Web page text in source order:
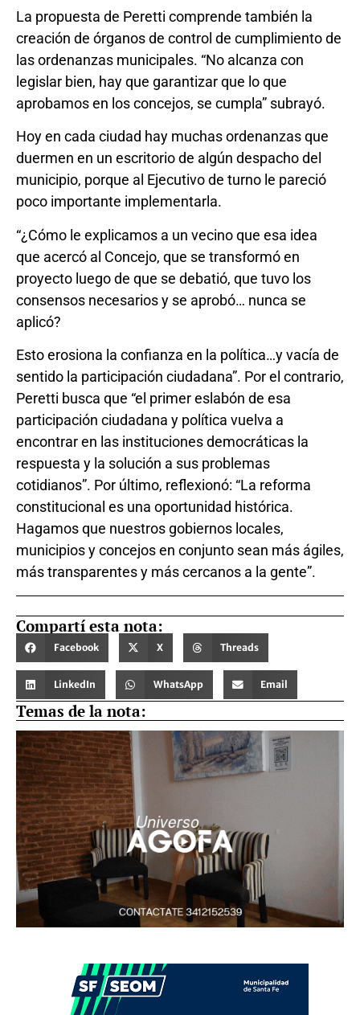
La propuesta de Peretti comprende también la
creación de órganos de control de cumplimiento de
las ordenanzas municipales. “No alcanza con
legislar bien, hay que garantizar que lo que
aprobamos en los concejos, se cumpla” subrayó.
Hoy en cada ciudad hay muchas ordenanzas que
duermen en un escritorio de algún despacho del
municipio, porque al Ejecutivo de turno le pareció
poco importante implementarla.
“¿Cómo le explicamos a un vecino que esa idea
que acercó al Concejo, que se transformó en
proyecto luego de que se debatió, que tuvo los
consensos necesarios y se aprobó… nunca se
aplicó?
Esto erosiona la confianza en la política…y vacía de
sentido la participación ciudadana”. Por el contrario,
Peretti busca que “el primer eslabón de esa
participación ciudadana y política vuelva a
encontrar en las instituciones democráticas la
respuesta y la solución a sus problemas
cotidianos”. Por último, reflexionó: “La reforma
constitucional es una oportunidad histórica.
Hagamos que nuestros gobiernos locales,
municipios y concejos en conjunto sean más ágiles,
más transparentes y más cercanos a la gente”.
Compartí esta nota:
Facebook X Threads
LinkedIn WhatsApp Email
Temas de la nota: